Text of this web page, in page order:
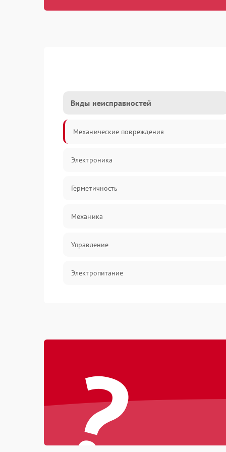
Виды неисправностей
Механические повреждения
Электроника
Герметичность
Механика
Управление
Электропитание
Хладагент
?